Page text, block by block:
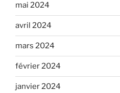
mai 2024
avril 2024
mars 2024
février 2024
janvier 2024